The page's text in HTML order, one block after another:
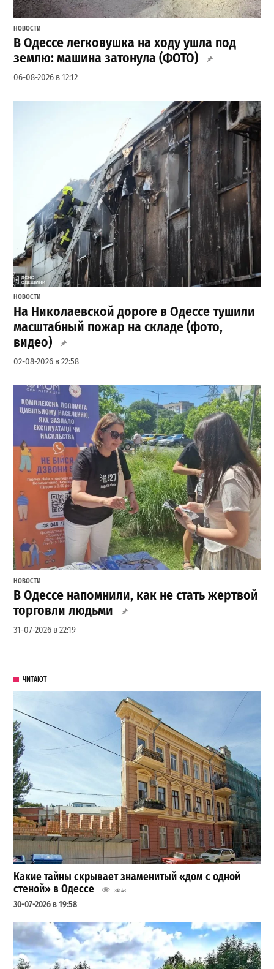
НОВОСТИ
В Одессе легковушка на ходу ушла под
землю: машина затонула (ФОТО)
06-08-2026 в 12:12
НОВОСТИ
На Николаевской дороге в Одессе тушили
масштабный пожар на складе (фото,
видео)
02-08-2026 в 22:58
НОВОСТИ
В Одессе напомнили, как не стать жертвой
торговли людьми
31-07-2026 в 22:19
ЧИТАЮТ
Какие тайны скрывает знаменитый «дом с одной
стеной» в Одессе
34143
30-07-2026 в 19:58